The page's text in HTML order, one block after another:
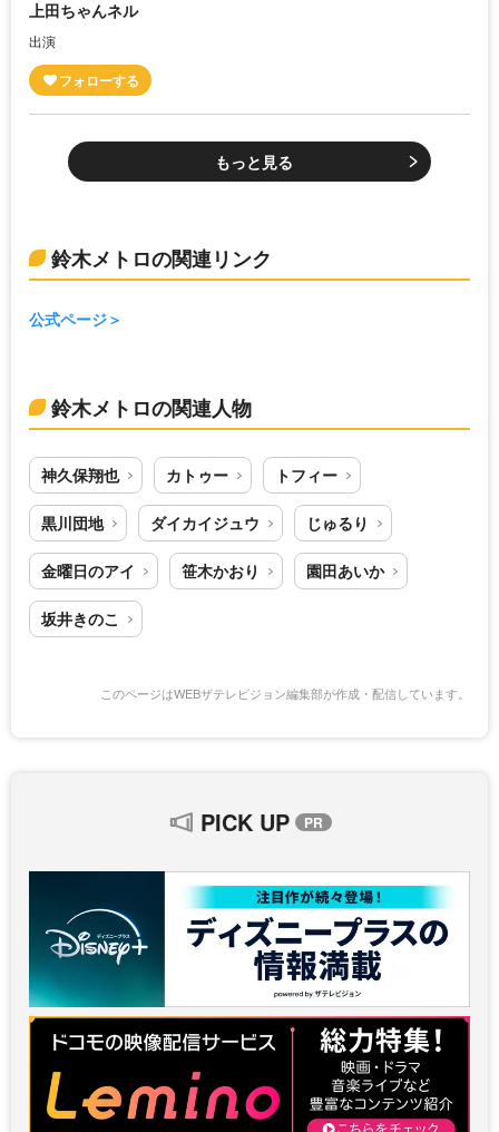
上田ちゃんネル
出演
もっと見る
鈴木メトロの関連リンク
公式ページ
鈴木メトロの関連人物
神久保翔也 カトゥー トフィー
黒川団地 ダイカイジュウ じゅるり
金曜日のアイ 笹木かおり 園田あいか
坂井きのこ
このページはWEBザテレビジョン編集部が作成・配信しています。
PICK UP